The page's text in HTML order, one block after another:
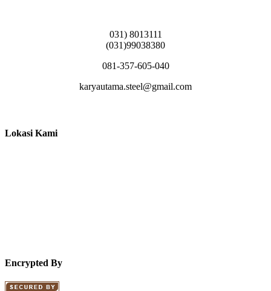
031) 8013111
(031)99038380
081-357-605-040
karyautama.steel@gmail.com
Lokasi Kami
Encrypted By